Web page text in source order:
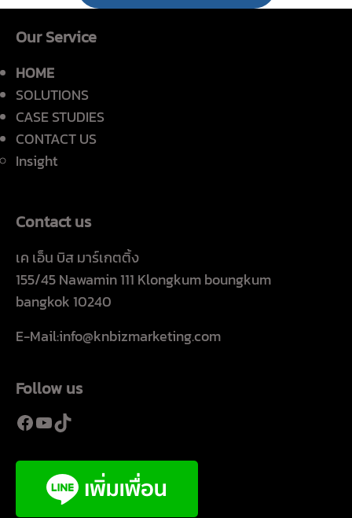
Our Service
HOME
SOLUTIONS
CASE STUDIES
CONTACT US
Insight
Contact us
เค เอ็น บิส มาร์เกตติ้ง
155/45 Nawamin 111 Klongkum boungkum
bangkok 10240
E-Mail:info@knbizmarketing.com
Follow us
Facebook
YouTube
TikTok